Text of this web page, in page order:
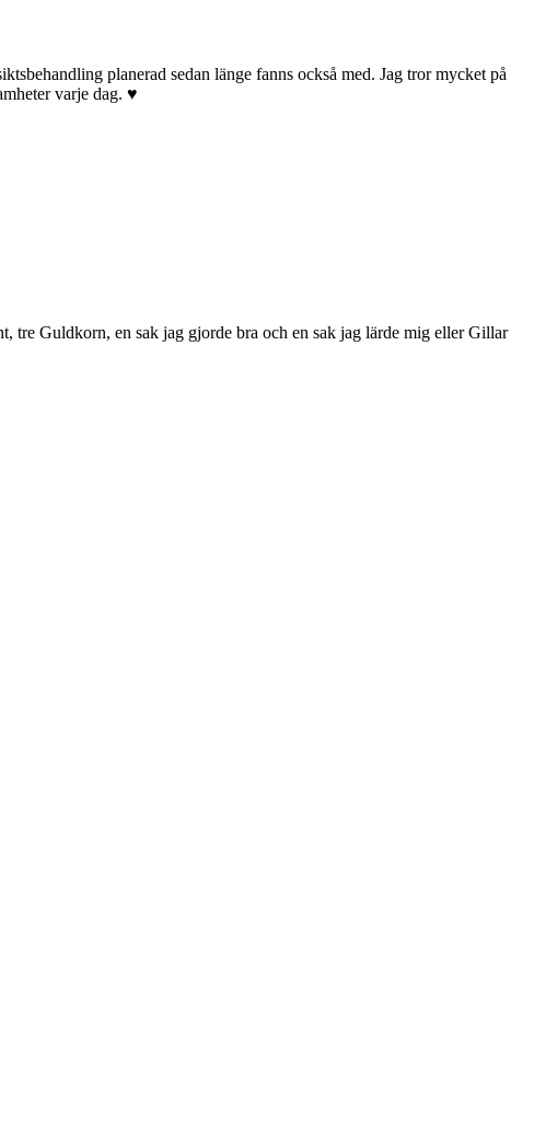
planerad sedan länge fanns också med. Jag tror mycket på
varje dag. ♥️
tre Guldkorn, en sak jag gjorde bra och en sak jag lärde mig eller Gillar